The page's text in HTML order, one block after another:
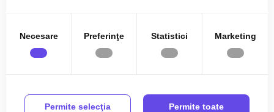
Specificații
Curent
Apa
CATV
Telefon
Necesare Preferinţe Statistici Marketing
Permite selecţia Permite toate